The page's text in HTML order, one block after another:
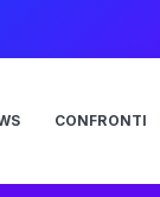
CONFRONTI